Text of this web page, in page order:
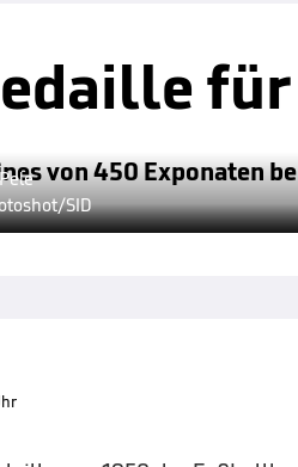
von 450 Exponaten
SID